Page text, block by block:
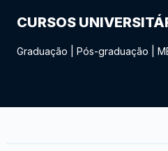
CURSOS
Graduação Pós-graduação